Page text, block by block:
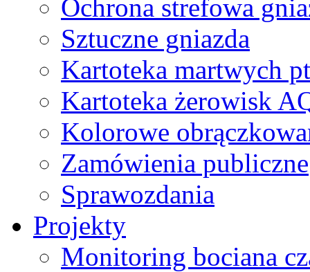
Ochrona strefowa
Sztuczne gniazda
Kartoteka martwych
Kartoteka żerowisk
Kolorowe
Zamówienia publiczne
Sprawozdania
Projekty
Monitoring bociana